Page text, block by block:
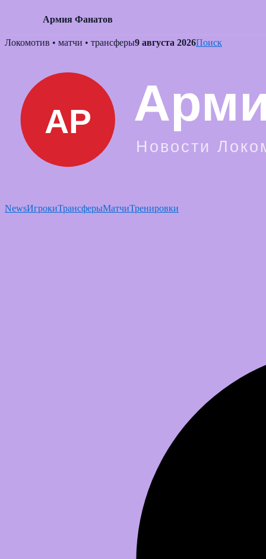
Армия Фанатов
Skip
Локомотив • матчи • трансферы9 августа 2026Поиск
NewsИгрокиТрансферыМатчиТренировки